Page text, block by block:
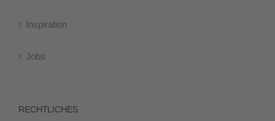
Inspiration
Jobs
RECHTLICHES